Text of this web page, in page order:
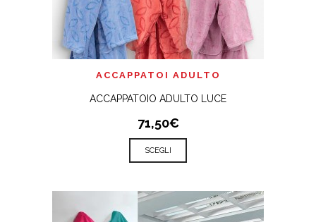
ACCAPPATOI ADULTO
ACCAPPATOIO ADULTO LUCE
71,50€
SCEGLI